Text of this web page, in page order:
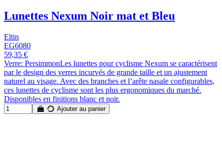
Lunettes Nexum Noir mat et Bleu
Eltin
EG6080
59,35 €
Verre: PersimmonLes lunettes pour cyclisme Nexum se caractérisent
par le design des verres incurvés de grande taille et un ajustement
naturel au visage. Avec des branches et l’arête nasale configurables,
ces lunettes de cyclisme sont les plus ergonomiques du marché.
Disponibles en finitions blanc et noir.
Ajouter au panier